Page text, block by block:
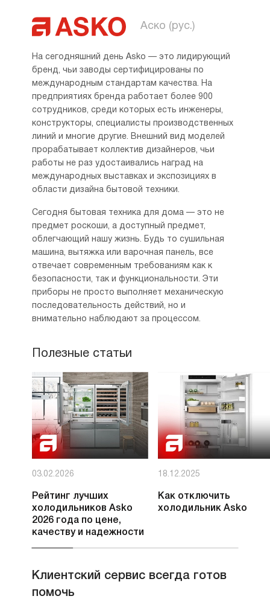
Аско (рус.)
На сегодняшний день Asko — это лидирующий
бренд, чьи заводы сертифицированы по
международным стандартам качества. На
предприятиях бренда работает более 900
сотрудников, среди которых есть инженеры,
конструкторы, специалисты производственных
линий и многие другие. Внешний вид моделей
прорабатывает коллектив дизайнеров, чьи
работы не раз удостаивались наград на
международных выставках и экспозициях в
области дизайна бытовой техники.
Сегодня бытовая техника для дома — это не
предмет роскоши, а доступный предмет,
облегчающий нашу жизнь. Будь то сушильная
машина, вытяжка или варочная панель, все
отвечает современным требованиям как к
безопасности, так и функциональности. Эти
приборы не просто выполняет механическую
последовательность действий, но и
внимательно наблюдают за процессом.
Полезные статьи
03.02.2026
Рейтинг лучших
холодильников Asko
2026 года по цене,
качеству и надежности
18.12.2025
Как отключить
холодильник Asko
Клиентский сервис всегда готов
помочь